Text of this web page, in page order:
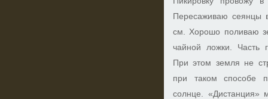
Пересаживаю сеянцы
см. Хорошо поливаю
чайной ложки. Часть
При этом земля не
при таком способе
солнце.